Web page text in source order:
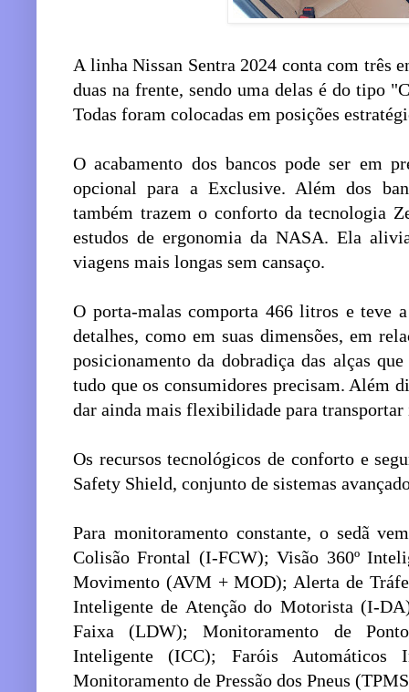
A linha Nissan Sentra 2024 conta com três
duas na frente, sendo uma delas é do tipo
Todas foram colocadas em posições
O acabamento dos bancos pode ser em
opcional para a Exclusive. Além dos
também trazem o conforto da tecnologia
estudos de ergonomia da NASA. Ela
viagens mais longas sem cansaço.
O porta-malas comporta 466 litros e teve
detalhes, como em suas dimensões, em
posicionamento da dobradiça das alças
tudo que os consumidores precisam. Além
dar ainda mais flexibilidade para transportar
Os recursos tecnológicos de conforto e
Safety Shield, conjunto de sistemas
Para monitoramento constante, o sedã
Colisão Frontal (I-FCW); Visão 360º
Movimento (AVM + MOD); Alerta de
Inteligente de Atenção do Motorista (I-
Faixa (LDW); Monitoramento de
Inteligente (ICC); Faróis Automáticos
Monitoramento de Pressão dos Pneus